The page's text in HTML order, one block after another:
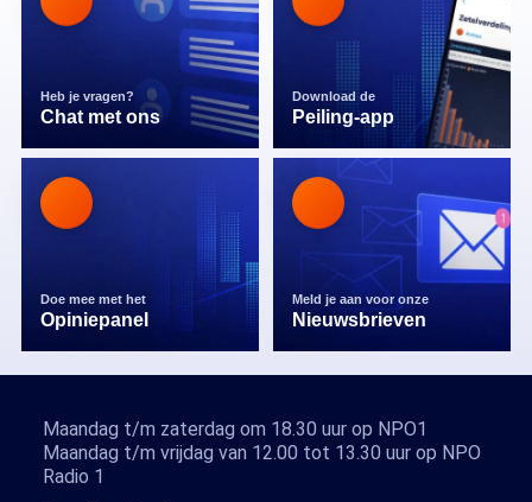
Heb je vragen?
Chat met ons
Download de
Peiling-app
Doe mee met het
Opiniepanel
Meld je aan voor onze
Nieuwsbrieven
Maandag t/m zaterdag om 18.30 uur op NPO1
Maandag t/m vrijdag van 12.00 tot 13.30 uur op NPO
Radio 1